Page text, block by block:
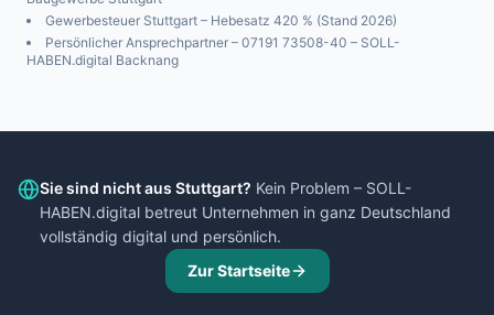
Gewerbesteuer Stuttgart – Hebesatz 420 % (Stand 2026)
Persönlicher Ansprechpartner – 07191 73508-40 – SOLL-
HABEN.digital Backnang
Sie sind nicht aus Stuttgart? Kein Problem – SOLL-
HABEN.digital betreut Unternehmen in ganz Deutschland
vollständig digital und persönlich.
Zur Startseite